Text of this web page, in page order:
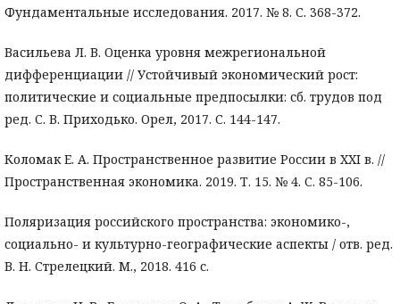
Фундаментальные исследования. 2017. № 8. С. 368-372.
Васильева Л. В. Оценка уровня межрегиональной
дифференциации // Устойчивый экономический рост:
политические и социальные предпосылки: сб. трудов под
ред. С. В. Приходько. Орел, 2017. С. 144-147.
Коломак Е. А. Пространственное развитие России в XXI в. //
Пространственная экономика. 2019. Т. 15. № 4. С. 85-106.
Поляризация российского пространства: экономико-,
социально- и культурно-географические аспекты / отв. ред.
В. Н. Стрелецкий. М., 2018. 416 с.